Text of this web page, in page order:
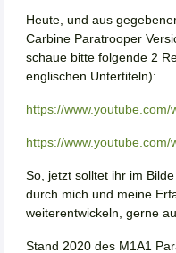
Heute, und aus
Carbine Paratrooper
schaue bitte folgende 2
englischen Untertiteln):
https://www.youtube.com/
https://www.youtube.com/
So, jetzt solltet ihr im
durch mich und meine
weiterentwickeln, gerne
Stand 2020 des M1A1